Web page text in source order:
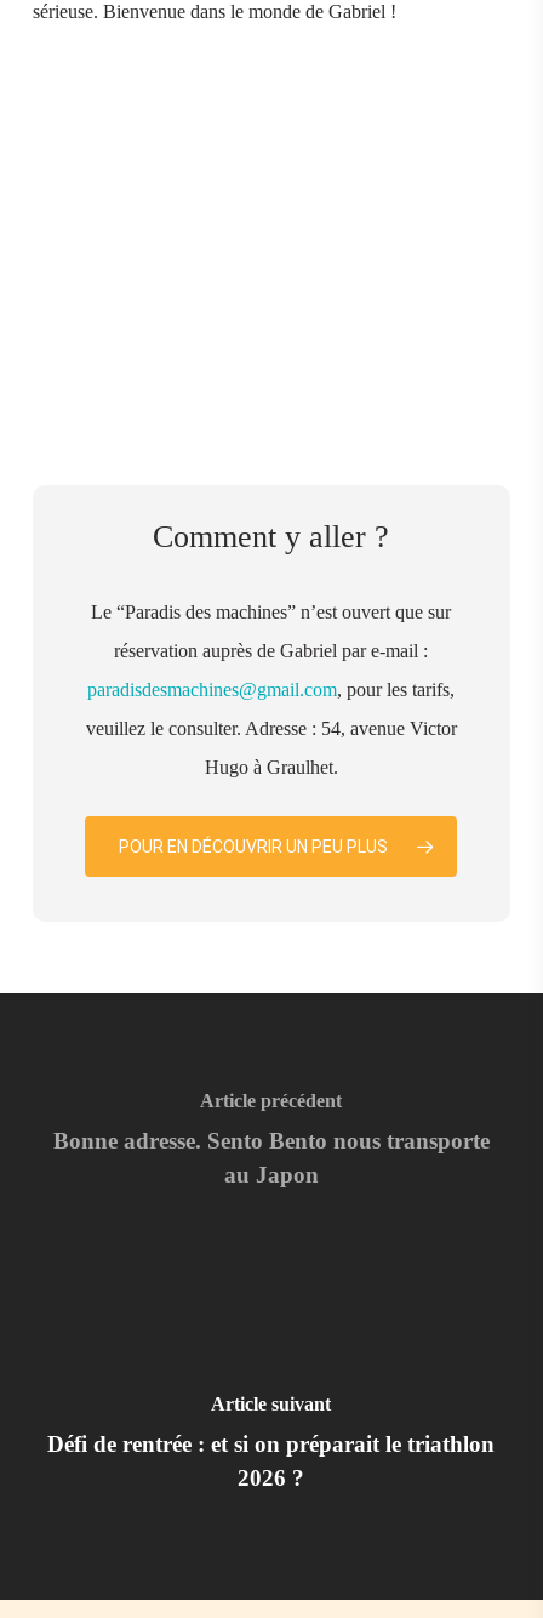
sérieuse. Bienvenue dans le monde de Gabriel !
Comment y aller ?
Le “Paradis des machines” n’est ouvert que sur
réservation auprès de Gabriel par e-mail :
paradisdesmachines@gmail.com, pour les tarifs,
veuillez le consulter. Adresse : 54, avenue Victor
Hugo à Graulhet.
POUR EN DÉCOUVRIR UN PEU PLUS
Article précédent
Bonne adresse. Sento Bento nous transporte
au Japon
Article suivant
Défi de rentrée : et si on préparait le triathlon
2026 ?